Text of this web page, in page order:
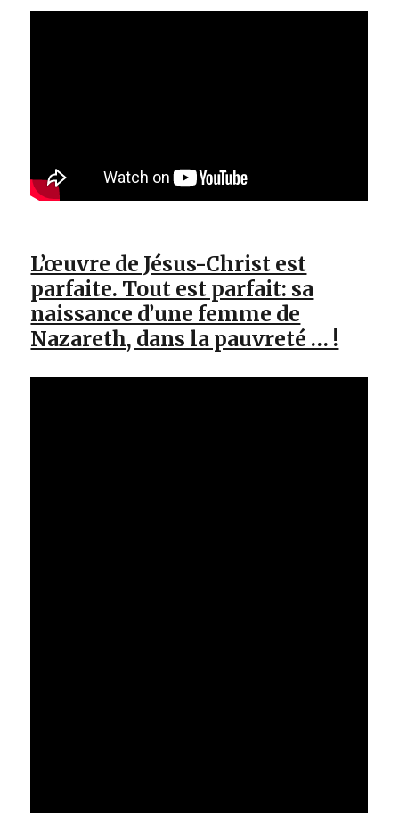
L’œuvre de Jésus-Christ est
parfaite. Tout est parfait: sa
naissance d’une femme de
Nazareth, dans la pauvreté … !